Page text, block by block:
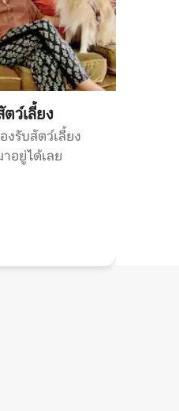
ว์เลี้ยง
รับสัตว์เลี้ยง
อยู่ได้เลย